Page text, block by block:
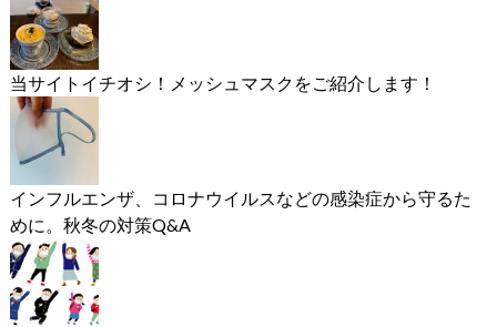
当サイトイチオシ！メッシュマスクをご紹介します！
インフルエンザ、コロナウイルスなどの感染症から守るた
めに。秋冬の対策Q&A